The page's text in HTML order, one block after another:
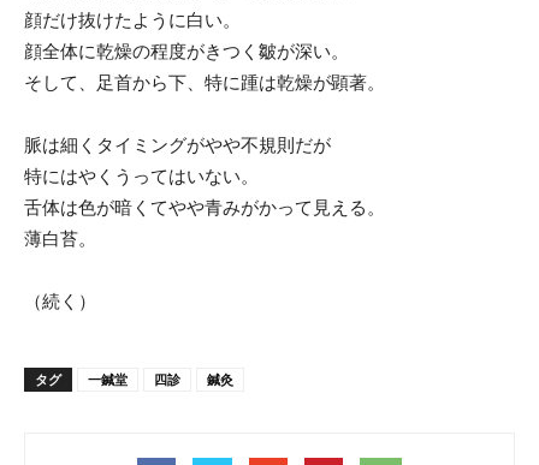
顔だけ抜けたように白い。
顔全体に乾燥の程度がきつく皺が深い。
そして、足首から下、特に踵は乾燥が顕著。
脈は細くタイミングがやや不規則だが
特にはやくうってはいない。
舌体は色が暗くてやや青みがかって見える。
薄白苔。
（続く）
タグ 一鍼堂 四診 鍼灸